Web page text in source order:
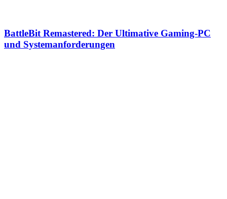
BattleBit Remastered: Der Ultimative Gaming-PC
und Systemanforderungen